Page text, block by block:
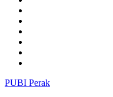
PUBI Perak